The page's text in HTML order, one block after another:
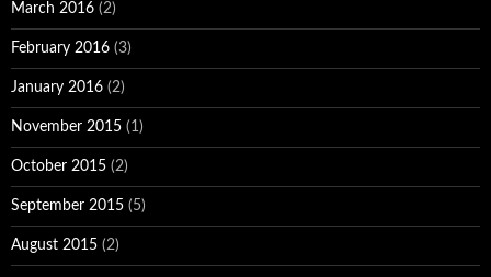
March 2016 (2)
February 2016 (3)
January 2016 (2)
November 2015 (1)
October 2015 (2)
September 2015 (5)
August 2015 (2)